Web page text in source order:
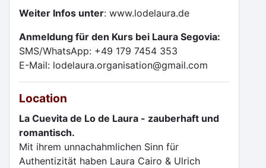
Weiter Infos unter: www.lodelaura.de
Anmeldung für den Kurs bei Laura Segovia:
SMS/WhatsApp: +49 179 7454 353
E-Mail: lodelaura.organisation@gmail.com
Location
La Cuevita de Lo de Laura - zauberhaft und
romantisch.
Mit ihrem unnachahmlichen Sinn für
Authentizität haben Laura Cairo & Ulrich